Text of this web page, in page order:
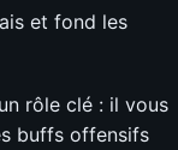
et fond les
rôle clé : il vous
buffs offensifs